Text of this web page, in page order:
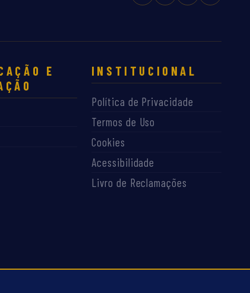
E
INSTITUCIONAL
Política de Privacidade
Termos de Uso
Cookies
Acessibilidade
Livro de Reclamações